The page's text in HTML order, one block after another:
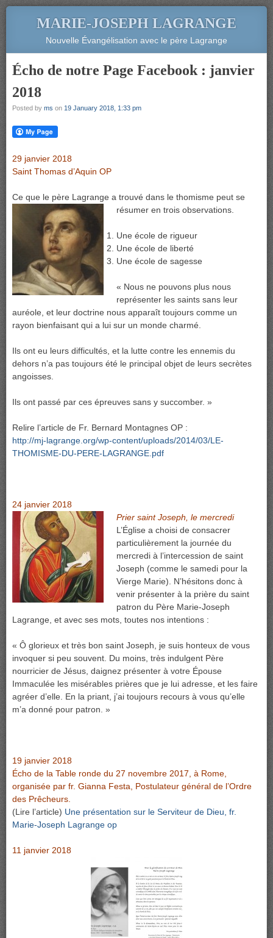
MARIE-JOSEPH LAGRANGE
Nouvelle Évangélisation avec le père Lagrange
Écho de notre Page Facebook : janvier
2018
Posted by ms on 19 January 2018, 1:33 pm
29 janvier 2018
Saint Thomas d’Aquin OP
Ce que le père Lagrange a trouvé dans le thomisme peut se
résumer en trois observations.
Une école de rigueur
Une école de liberté
Une école de sagesse
« Nous ne pouvons plus nous
représenter les saints sans leur
auréole, et leur doctrine nous apparaît toujours comme un
rayon bienfaisant qui a lui sur un monde charmé.
Ils ont eu leurs difficultés, et la lutte contre les ennemis du
dehors n’a pas toujours été le principal objet de leurs secrètes
angoisses.
Ils ont passé par ces épreuves sans y succomber. »
Relire l’article de Fr. Bernard Montagnes OP :
http://mj-lagrange.org/wp-content/uploads/2014/03/LE-
THOMISME-DU-PERE-LAGRANGE.pdf
24 janvier 2018
Prier saint Joseph, le mercredi
L’Église a choisi de consacrer
particulièrement la journée du
mercredi à l’intercession de saint
Joseph (comme le samedi pour la
Vierge Marie). N’hésitons donc à
venir présenter à la prière du saint
patron du Père Marie-Joseph
Lagrange, et avec ses mots, toutes nos intentions :
« Ô glorieux et très bon saint Joseph, je suis honteux de vous
invoquer si peu souvent. Du moins, très indulgent Père
nourricier de Jésus, daignez présenter à votre Épouse
Immaculée les misérables prières que je lui adresse, et les faire
agréer d’elle. En la priant, j’ai toujours recours à vous qu’elle
m’a donné pour patron. »
19 janvier 2018
Écho de la Table ronde du 27 novembre 2017, à Rome,
organisée par fr. Gianna Festa, Postulateur général de l’Ordre
des Prêcheurs.
(Lire l’article) Une présentation sur le Serviteur de Dieu, fr.
Marie-Joseph Lagrange op
11 janvier 2018